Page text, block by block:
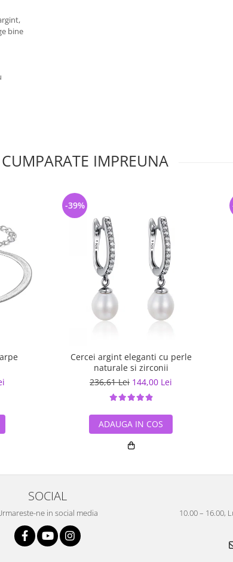
bine
IMPREUNA
Cercei argint eleganti cu perle
naturale si zirconii
236,61 Lei 144,00 Lei
-39%
ADAUGA IN COS
SOCIAL
ne in social media 10.00 – 16.00,